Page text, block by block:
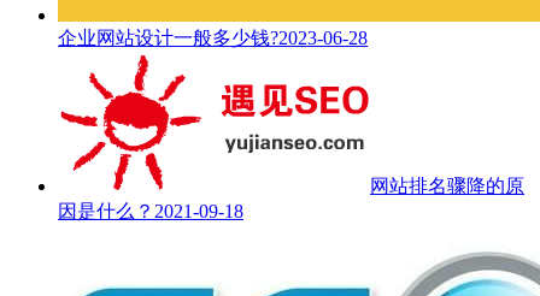
企业网站设计一般多少钱?2023-06-28
网站排名骤降的原
因是什么？ 2021-09-18